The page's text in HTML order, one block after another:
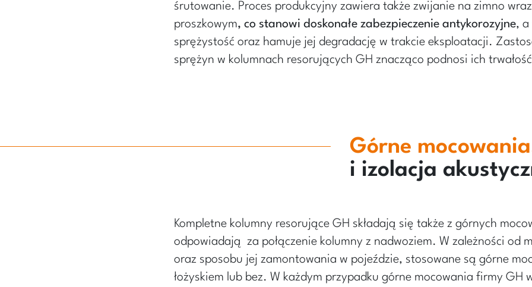
śrutowanie. Proces produkcyjny zawiera także zwijanie na zimno
proszkowym, co stanowi doskonałe zabezpieczenie antykorozyjne, a
sprężystość oraz hamuje jej degradację w trakcie eksploatacji.
sprężyn w kolumnach resorujących GH znacząco podnosi ich
Górne
i izolacja
Kompletne kolumny resorujące GH składają się także z górnych
odpowiadają za połączenie kolumny z nadwoziem. W zależności od
oraz sposobu jej zamontowania w pojeździe, stosowane są górne
łożyskiem lub bez. W każdym przypadku górne mocowania firmy GH